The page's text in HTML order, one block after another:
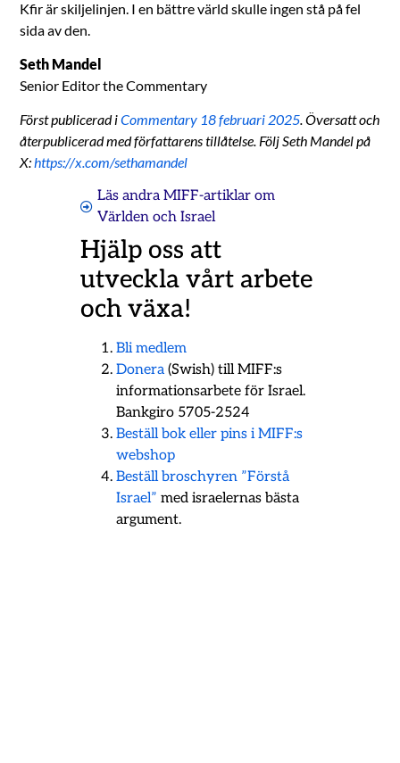
Kfir är skiljelinjen. I en bättre värld skulle ingen stå på fel
sida av den.
Seth Mandel
Senior Editor the Commentary
Först publicerad iCommentary 18 februari 2025. Översatt och
återpublicerad med författarens tillåtelse. Följ Seth Mandel på
X:https://x.com/sethamandel
Läs andra MIFF-artiklar om
Världen och Israel
Hjälp oss att
utveckla vårt arbete
och växa!
Bli medlem
Donera(Swish) till MIFF:s
informationsarbete för Israel.
Bankgiro 5705-2524
Beställ bok eller pins i MIFF:s
webshop
Beställ broschyren ”Förstå
Israel” med israelernas bästa
argument.